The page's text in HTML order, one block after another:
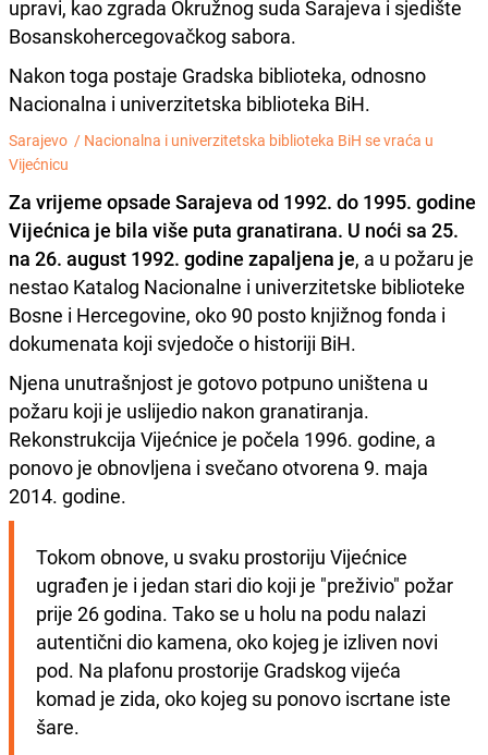
upravi, kao zgrada Okružnog suda Sarajeva i sjedište
Bosanskohercegovačkog sabora.
Nakon toga postaje Gradska biblioteka, odnosno
Nacionalna i univerzitetska biblioteka BiH.
Sarajevo / Nacionalna i univerzitetska biblioteka BiH se vraća u
Vijećnicu
Za vrijeme opsade Sarajeva od 1992. do 1995. godine
Vijećnica je bila više puta granatirana. U noći sa 25.
na 26. august 1992. godine zapaljena je, a u požaru je
nestao Katalog Nacionalne i univerzitetske biblioteke
Bosne i Hercegovine, oko 90 posto knjižnog fonda i
dokumenata koji svjedoče o historiji BiH.
Njena unutrašnjost je gotovo potpuno uništena u
požaru koji je uslijedio nakon granatiranja.
Rekonstrukcija Vijećnice je počela 1996. godine, a
ponovo je obnovljena i svečano otvorena 9. maja
2014. godine.
Tokom obnove, u svaku prostoriju Vijećnice
ugrađen je i jedan stari dio koji je "preživio" požar
prije 26 godina. Tako se u holu na podu nalazi
autentični dio kamena, oko kojeg je izliven novi
pod. Na plafonu prostorije Gradskog vijeća
komad je zida, oko kojeg su ponovo iscrtane iste
šare.